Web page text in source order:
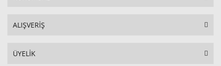
ALIŞVERİŞ
ÜYELİK